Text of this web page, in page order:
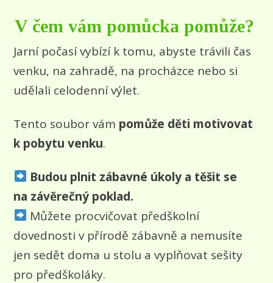
V čem vám pomůcka pomůže?
Jarní počasí vybízí k tomu, abyste trávili čas
venku, na zahradě, na procházce nebo si
udělali celodenní výlet.
Tento soubor vám pomůže děti motivovat
k pobytu venku.
Budou plnit zábavné úkoly a těšit se
na závěrečný poklad.
Můžete procvičovat předškolní
dovednosti v přírodě zábavně a nemusíte
jen sedět doma u stolu a vyplňovat sešity
pro předškoláky.